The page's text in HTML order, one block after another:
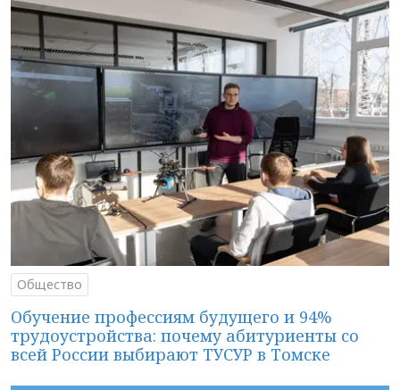
Общество
Обучение профессиям будущего и 94%
трудоустройства: почему абитуриенты со
всей России выбирают ТУСУР в Томске